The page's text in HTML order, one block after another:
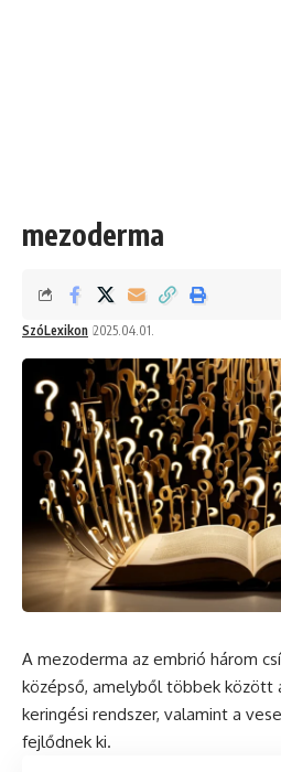
mezoderma
SzóLexikon 2025.04.01.
A mezoderma az embrió három
középső, amelyből többek között
keringési rendszer, valamint a
fejlődnek ki.